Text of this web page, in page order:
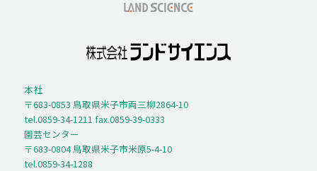
本社
〒683-0853 鳥取県米子市両三柳2864-10
tel.0859-34-1211 fax.0859-39-0333
園芸センター
〒683-0804 鳥取県米子市米原5-4-10
tel.0859-34-1288